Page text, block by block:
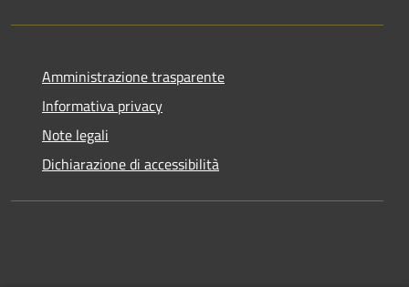
Amministrazione trasparente
Informativa privacy
Note legali
Dichiarazione di accessibilità